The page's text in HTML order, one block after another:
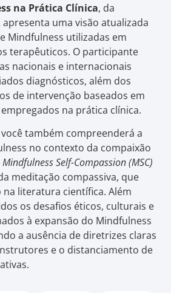
na Prática Clínica, da
uma visão atualizada
Mindfulness utilizadas em
terapêuticos. O participante
nacionais e internacionais
diagnósticos, além dos
de intervenção baseados em
na prática clínica.
também compreenderá a
no contexto da compaixão
Mindfulness Self-Compassion (MSC)
meditação compassiva, que
na literatura científica. Além
os desafios éticos, culturais e
à expansão do Mindfulness
a ausência de diretrizes claras
e o distanciamento de